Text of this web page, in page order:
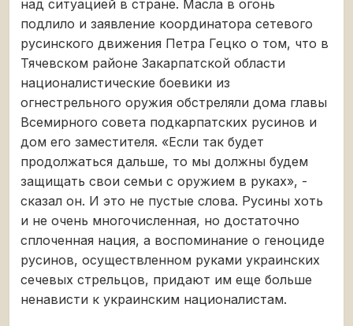
над ситуацией в стране. Масла в огонь
подлило и заявление координатора сетевого
русинского движения Петра Гецко о том, что в
Тячевском районе Закарпатской области
националистические боевики из
огнестрельного оружия обстреляли дома главы
Всемирного совета подкарпатских русинов и
дом его заместителя. «Если так будет
продолжаться дальше, то мы должны будем
защищать свои семьи с оружием в руках», -
сказал он. И это не пустые слова. Русины хоть
и не очень многочисленная, но достаточно
сплоченная нация, а воспоминание о геноциде
русинов, осуществленном руками украинских
сечевых стрельцов, придают им еще больше
ненависти к украинским националистам.